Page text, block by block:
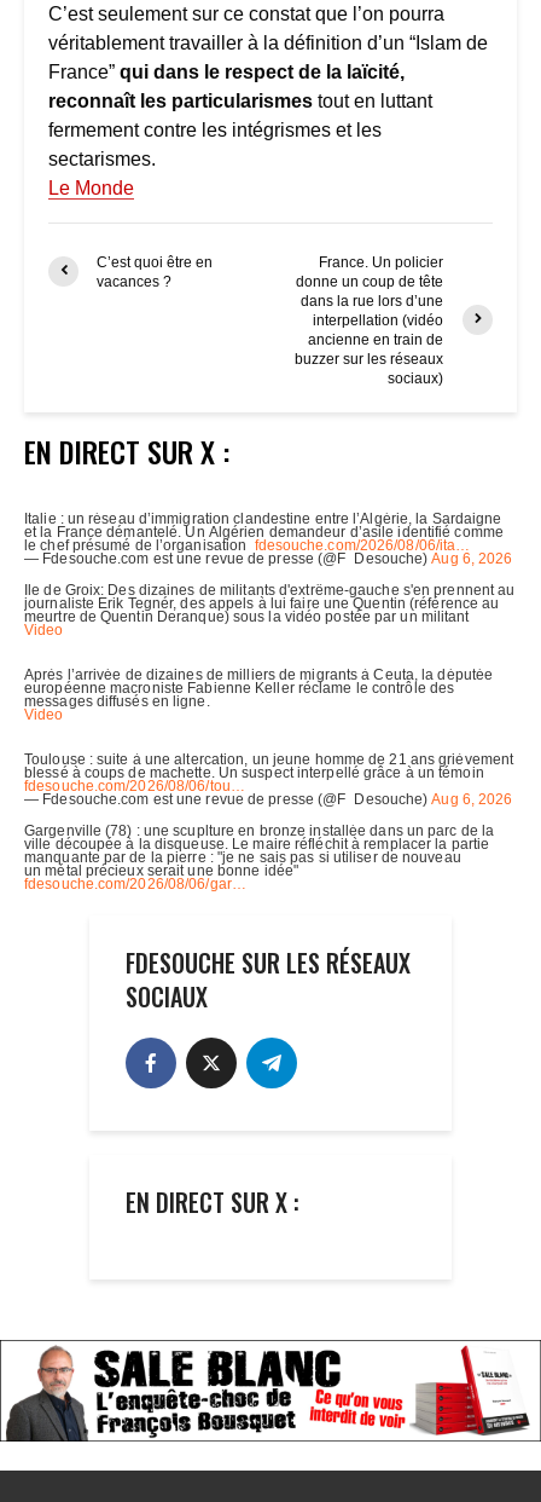
C’est seulement sur ce constat que l’on pourra
véritablement travailler à la définition d’un “Islam de
France” qui dans le respect de la laïcité,
reconnaît les particularismes tout en luttant
fermement contre les intégrismes et les
sectarismes.
Le Monde
C’est quoi être en
vacances ?
France. Un policier
donne un coup de tête
dans la rue lors d’une
interpellation (vidéo
ancienne en train de
buzzer sur les réseaux
sociaux)
EN DIRECT SUR X :
FDESOUCHE SUR LES RÉSEAUX
SOCIAUX
EN DIRECT SUR X :